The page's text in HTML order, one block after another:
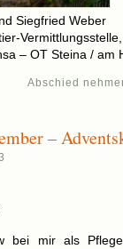
Siegfried Weber
Vermittlungsstelle,
– OT Steina / am
Abschied
–
bei mir als